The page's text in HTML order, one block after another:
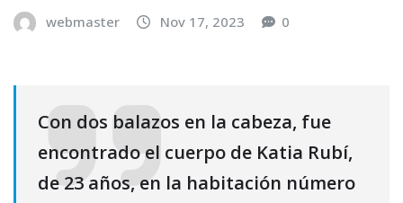
webmaster Nov 17, 2023 0
Con dos balazos en la cabeza, fue
encontrado el cuerpo de Katia Rubí,
de 23 años, en la habitación número